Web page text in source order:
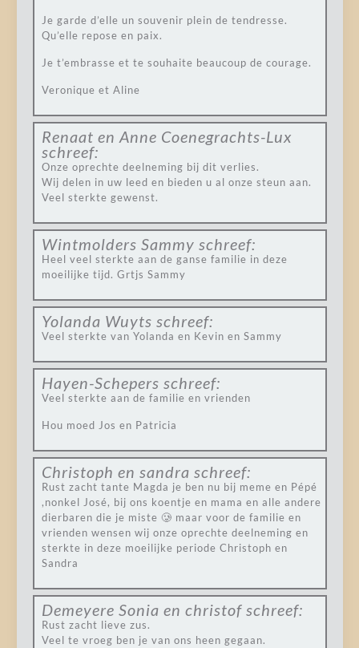
Je garde d’elle un souvenir plein de tendresse.
Qu’elle repose en paix.
Je t’embrasse et te souhaite beaucoup de courage.
Veronique et Aline
Renaat en Anne Coenegrachts-Lux
schreef:
Onze oprechte deelneming bij dit verlies.
Wij delen in uw leed en bieden u al onze steun aan.
Veel sterkte gewenst.
Wintmolders Sammy schreef:
Heel veel sterkte aan de ganse familie in deze
moeilijke tijd. Grtjs Sammy
Yolanda Wuyts schreef:
Veel sterkte van Yolanda en Kevin en Sammy
Hayen-Schepers schreef:
Veel sterkte aan de familie en vrienden
Hou moed Jos en Patricia
Christoph en sandra schreef:
Rust zacht tante Magda je ben nu bij meme en Pépé
,nonkel José, bij ons koentje en mama en alle andere
dierbaren die je miste 🥲 maar voor de familie en
vrienden wensen wij onze oprechte deelneming en
sterkte in deze moeilijke periode Christoph en
Sandra
Demeyere Sonia en christof schreef:
Rust zacht lieve zus.
Veel te vroeg ben je van ons heen gegaan.